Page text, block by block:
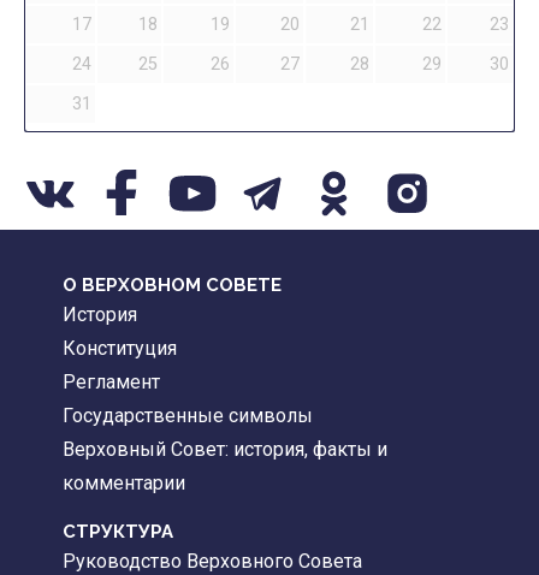
17
18 19 20 21 22
23
24
25 26 27 28 29
30
31
О ВЕРХОВНОМ СОВЕТЕ
История
Конституция
Регламент
Государственные символы
Верховный Совет: история, факты и
комментарии
CТРУКТУРА
Руководство Верховного Совета